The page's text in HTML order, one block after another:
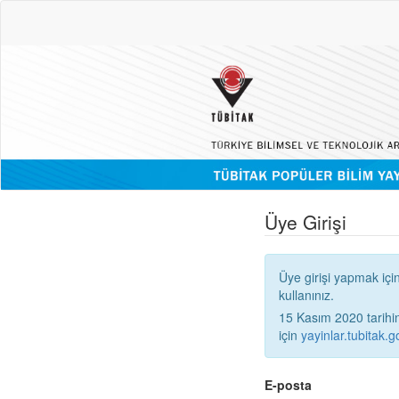
Üye Girişi
Üye girişi yapmak için
kullanınız.
15 Kasım 2020
için
E-posta